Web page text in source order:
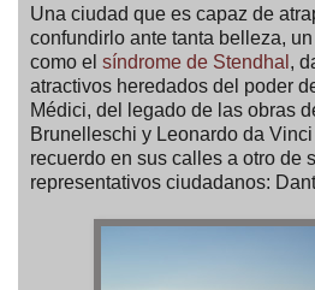
Una ciudad que es capaz de
confundirlo ante tanta belleza,
como el síndrome de Stendhal ,
atractivos heredados del poder
Médici, del legado de las obras
Brunelleschi y Leonardo da
recuerdo en sus calles a otro de
representativos ciudadanos: